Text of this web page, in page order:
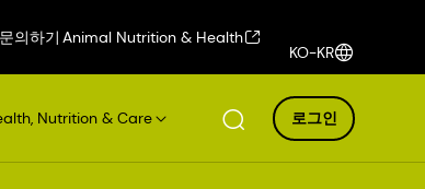
문의하기 Animal Nutrition & Health
KO-KR
Nutrition & Care 로그인